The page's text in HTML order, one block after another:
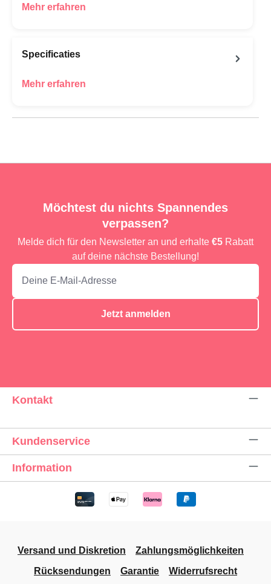
Mehr erfahren
Specificaties
Mehr erfahren
Möchtest du nichts Spannendes
verpassen?
Melde dich für den Newsletter an und erhalte €5 Rabatt
auf deine nächste Bestellung!
Jetzt anmelden
Kontakt
Kundenservice
Information
Versand und Diskretion
Zahlungsmöglichkeiten
Rücksendungen
Garantie Widerrufsrecht